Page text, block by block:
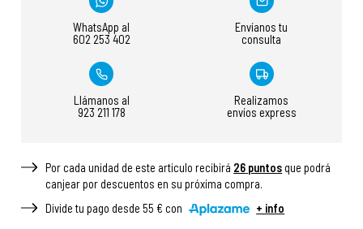
WhatsApp al
602 253 402
Envíanos tu
consulta
Llámanos al
923 211 178
Realizamos
envíos express
Por cada unidad de este articulo recibirá 26 puntos que podrá
canjear por descuentos en su próxima compra.
Divide tu pago desde 55 € con
+ info